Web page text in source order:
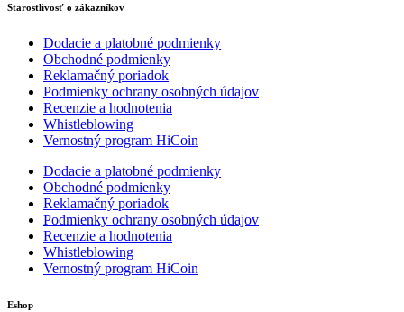
Starostlivosť o zákazníkov
Dodacie a platobné podmienky
Obchodné podmienky
Reklamačný poriadok
Podmienky ochrany osobných údajov
Recenzie a hodnotenia
Whistleblowing
Vernostný program HiCoin
Dodacie a platobné podmienky
Obchodné podmienky
Reklamačný poriadok
Podmienky ochrany osobných údajov
Recenzie a hodnotenia
Whistleblowing
Vernostný program HiCoin
Eshop